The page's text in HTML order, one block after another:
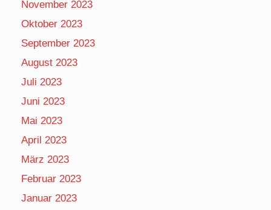
November 2023
Oktober 2023
September 2023
August 2023
Juli 2023
Juni 2023
Mai 2023
April 2023
März 2023
Februar 2023
Januar 2023